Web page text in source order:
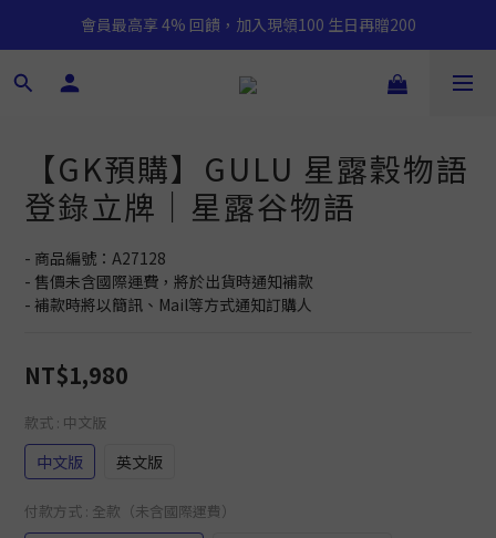
會員最高享 4% 回饋，加入現領100 生日再贈200
【GK預購】GULU 星露穀物語
登錄立牌｜星露谷物語
- 商品編號：A27128
- 售價未含國際運費，將於出貨時通知補款
- 補款時將以簡訊、Mail等方式通知訂購人
NT$1,980
款式 : 中文版
中文版 英文版
付款方式 : 全款（未含國際運費）